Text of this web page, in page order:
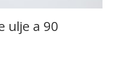
ulje a 90